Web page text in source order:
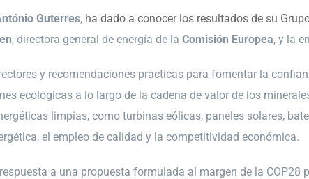
Guterres, ha dado a conocer los resultados de su
, directora general de energía de la Comisión Europea, y la
y recomendaciones prácticas para fomentar la
ecológicas a lo largo de la cadena de valor de los
limpias, como turbinas eólicas, paneles solares,
el empleo de calidad y la competitividad económica.
a una propuesta formulada al margen de la